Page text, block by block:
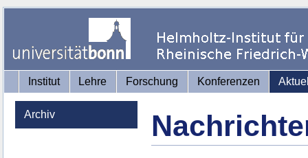
Institut Lehre Forschung Konferenzen
Archiv